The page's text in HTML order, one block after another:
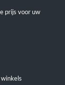
prijs voor uw